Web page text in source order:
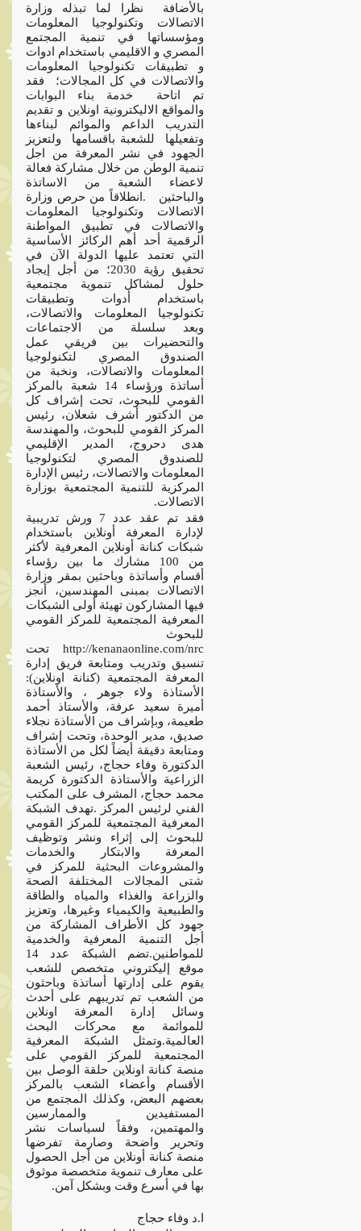
بالأضافة نظرا لما تبذله وزارة
الاتصالات وتكنولوجيا المعلومات
ومؤسساتها في تنمية المجتمع
المصري و الاقليمي باستخدام ادوات
و تطبيقات تكنولوجيا المعلومات
والاتصالات في كل المجالات؛ فقد
تم اتاحة خدمة بناء البوابات
والمواقع الاليكترونية اونلاين و تقديم
التدريب الداعم والموائم لبناءها
وتفعيلها للشعبة باقسامها ولتعزيز
الجهود في نشر المعرفة من اجل
تنمية الوطن من خلال مشاركة فعالة
لاعضاء الشعبة من الاساتذة
والباحثين .انطلاقاً من حرص وزارة
الاتصالات وتكنولوجيا المعلومات
والاتصالات في تطبيق المواطنة
الرقمية أحد أهم الركائز الأساسية
التي تعتمد عليها الدولة الآن في
تحقيق رؤية 2030؛ من أجل إيجاد
حلول لمشاكل تنموية مجتمعية
باستخدام أدوات وتطبيقات
تكنولوجيا المعلومات والاتصالات،
وبعد سلسلة من الاجتماعات
والتحضيرات بين فريقي عمل
الصندوق المصري لتكنولوجيا
المعلومات والاتصالات، ونخبة من
أساتذة ورؤساء 14 شعبة بالمركز
القومي للبحوث، تحت إشراف كل
من الدكتور أشرف شعلان، رئيس
المركز القومي للبحوث، والمهندسة
هدى دحروج، المدير الإقليمي
للصندوق المصري لتكنولوجيا
المعلومات والاتصالات، رئيس الإدارة
المركزية للتنمية المجتمعية بوزارة
الاتصالات.
فقد تم عقد عدد 7 ورش تدريبية
لإدارة المعرفة أونلاين باستخدام
شبكات كنانة أونلاين المعرفية لأكثر
من 100 مشارك ما بين رؤساء
أقسام وأساتذة وباحثين بمقر وزارة
الاتصالات بمبنى المهندسين، أنجز
فيها المشاركون تهيئة أولى الشبكات
المعرفية المجتمعية للمركز القومي
للبحوث
http://kenanaonline.com/nrc تحت
تنسيق وتدريب ومتابعة فريق إدارة
المعرفة المجتمعية (كنانة اونلاين):
الأستاذة ولاء جوهر ، والأستاذة
أميرة سعيد عرفة، والأستاذ أحمد
طعيمة، وبإشراف من الأستاذة نجلاء
صديق، مدير الوحدة، وتحت إشراف
ومتابعة دقيقة أيضاً لكل من الأستاذة
الدكتورة وفاء حجاج، رئيس الشعبة
الزراعية والأستاذة الدكتورة كريمة
محمد حجاج، المشرف على المكتب
الفني لرئيس المركز .تهدف الشبكة
المعرفية المجتمعية للمركز القومي
للبحوث إلى إثراء ونشر وتوظيف
المعرفة والابتكار والخدمات
والمشروعات البحثية للمركز في
شتى المجالات المختلفة الصحة
والزراعة والغذاء والمياه والطاقة
والطبيعية والكيمياء وغيرها، وتعزيز
جهود كل الأطراف المشاركة من
أجل التنمية المعرفية والخدمية
للمواطنين.تضم الشبكة عدد 14
موقع إليكتروني متخصص للشعب
يقوم على إدارتها أساتذة وباحثون
من الشعب تم تدريبهم على أحدث
وسائل إدارة المعرفة اونلاين
للموائمة مع محركات البحث
العالمية.وتمثل الشبكة المعرفية
المجتمعية للمركز القومي على
منصة كنانة اونلاين حلقة الوصل بين
الأقسام وأعضاء الشعب بالمركز
بعضهم البعض، وكذلك المجتمع من
المستفيدين والممارسين
والمهتمين، وفقاً لسياسات نشر
وتحرير واضحة وصارمة تفرضها
منصة كنانة أونلاين من أجل الحصول
على معارف تنموية متخصصة موثوق
بها في أسرع وقت وبشكل آمن.
ا.د وفاء حجاج